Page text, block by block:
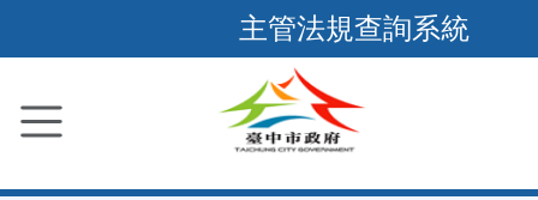
到
要
主管法規查詢系統